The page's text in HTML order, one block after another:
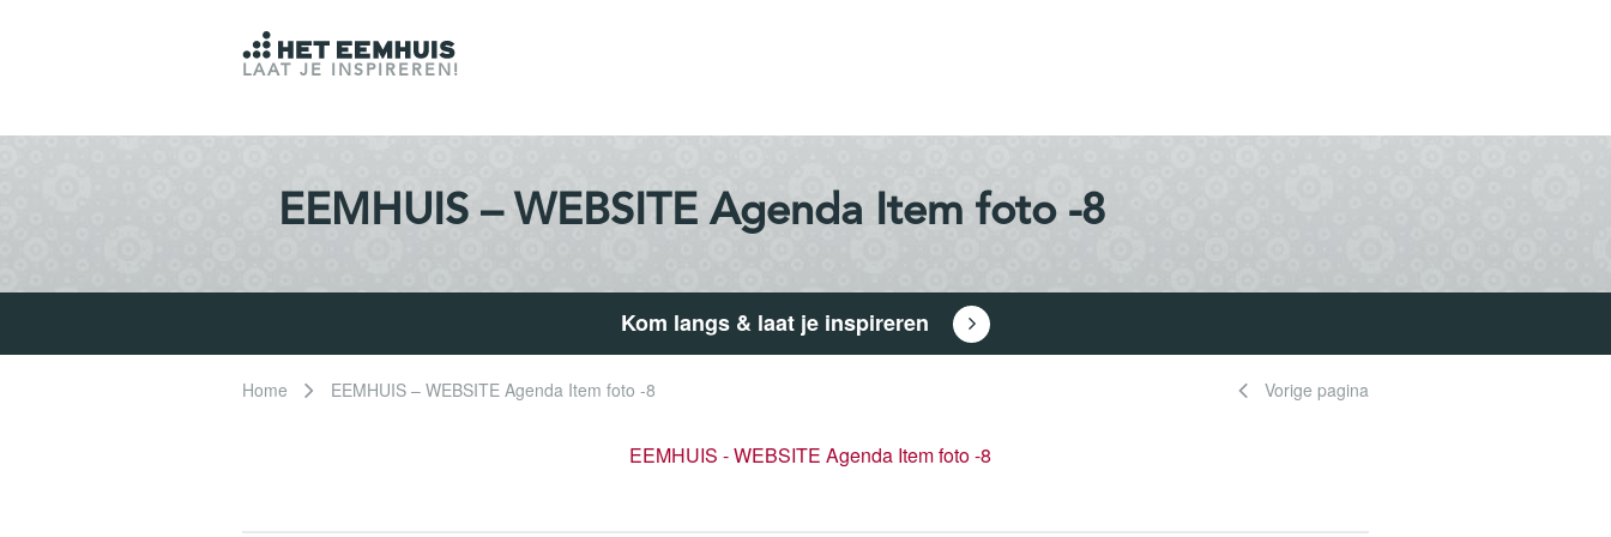
LAAT JE INSPIREREN!
EEMHUIS – WEBSITE Agenda Item foto -8
Kom langs & laat je inspireren
Home EEMHUIS – WEBSITE Agenda Item foto -8 Vorige pagina
EEMHUIS - WEBSITE Agenda Item foto -8